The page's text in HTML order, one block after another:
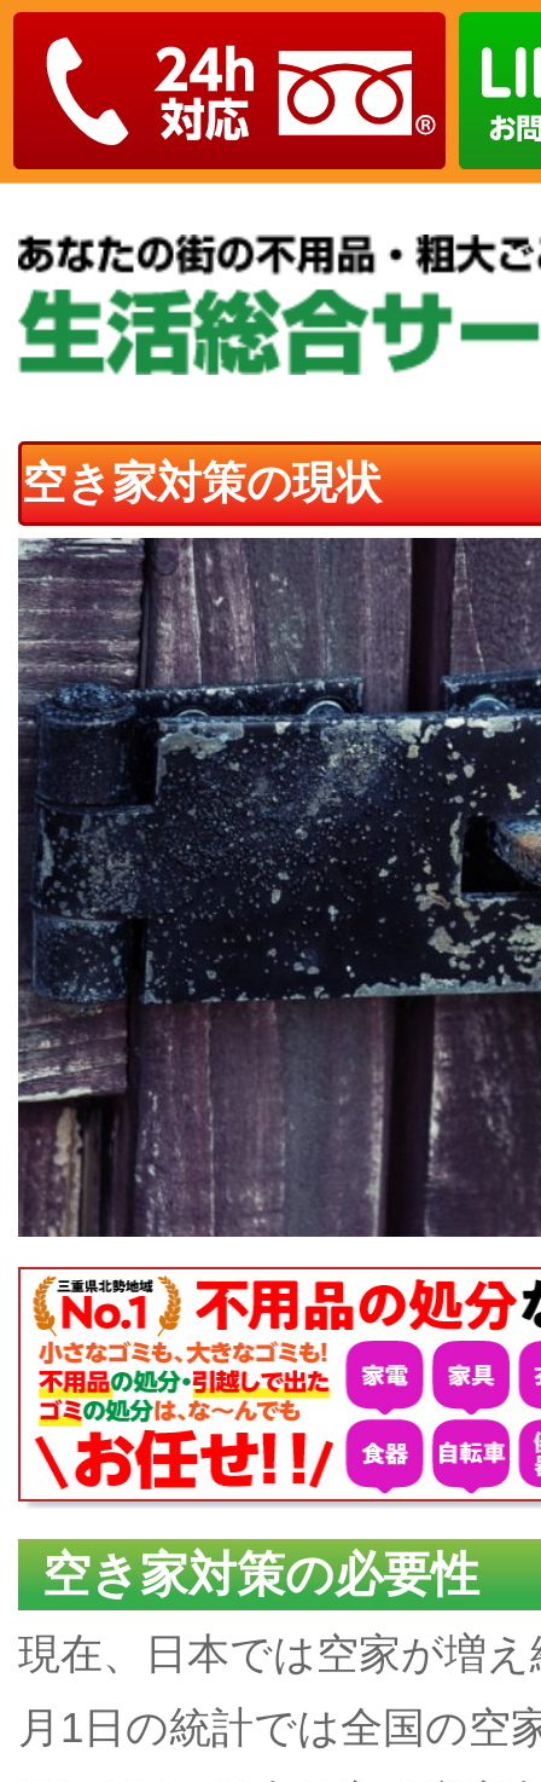
空き家対策の現状
空き家対策の必要性
現在、日本では空家が増
月1日の統計では全国の空